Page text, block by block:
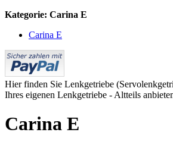
Kategorie: Carina E
Carina E
Hier finden Sie Lenkgetriebe
Ihres eigenen Lenkgetriebe - Altteils
Carina E